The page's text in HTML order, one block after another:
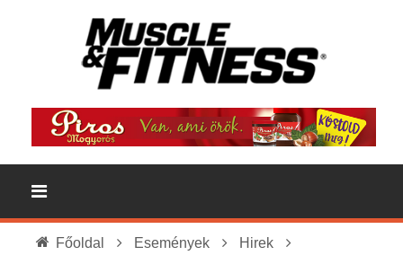
Főoldal Események Hirek